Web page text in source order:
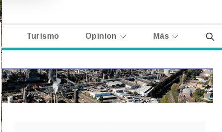
Turismo Opinion Más